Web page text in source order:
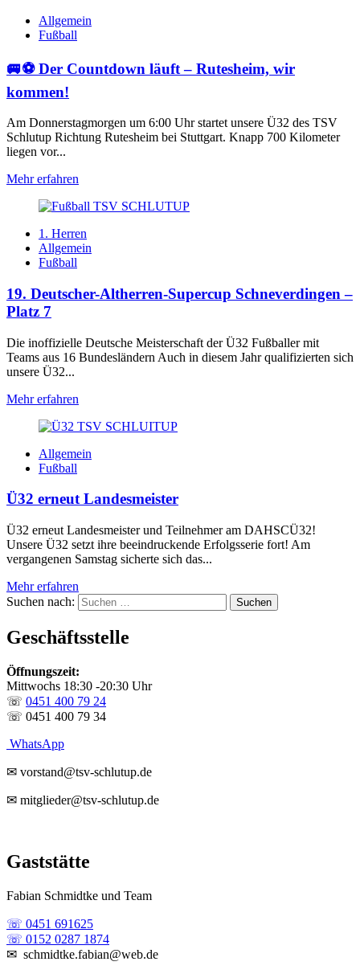
Allgemein
Fußball
🚐⚽ Der Countdown läuft – Rutesheim, wir
kommen!
Am Donnerstagmorgen um 6:00 Uhr startet unsere Ü32 des TSV
Schlutup Richtung Rutesheim bei Stuttgart. Knapp 700 Kilometer
liegen vor...
Mehr erfahren
1. Herren
Allgemein
Fußball
19. Deutscher-Altherren-Supercup Schneverdingen –
Platz 7
Die inoffizielle Deutsche Meisterschaft der Ü32 Fußballer mit
Teams aus 16 Bundesländern Auch in diesem Jahr qualifizierten sich
unsere Ü32...
Mehr erfahren
Allgemein
Fußball
Ü32 erneut Landesmeister
Ü32 erneut Landesmeister und Teilnehmer am DAHSCÜ32!
Unsere Ü32 setzt ihre beeindruckende Erfolgsserie fort! Am
vergangenen Samstag sicherte sich das...
Mehr erfahren
Suchen nach:
Geschäftsstelle
Öffnungszeit:
Mittwochs 18:30 -20:30 Uhr
☏ 0451 400 79 24
☏ 0451 400 79 34
WhatsApp
✉ vorstand@tsv-schlutup.de
✉ mitglieder@tsv-schlutup.de
Gaststätte
Fabian Schmidtke und Team
☏ 0451 691625
☏ 0152 0287 1874
✉ schmidtke.fabian@web.de